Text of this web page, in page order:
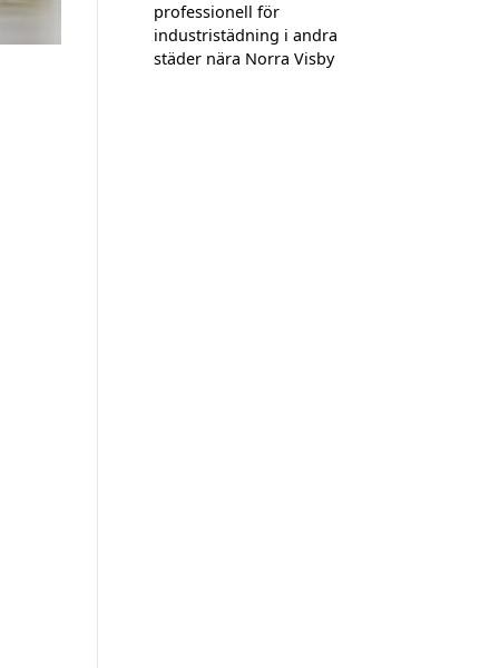
professionell för
industristädning i andra
städer nära Norra Visby